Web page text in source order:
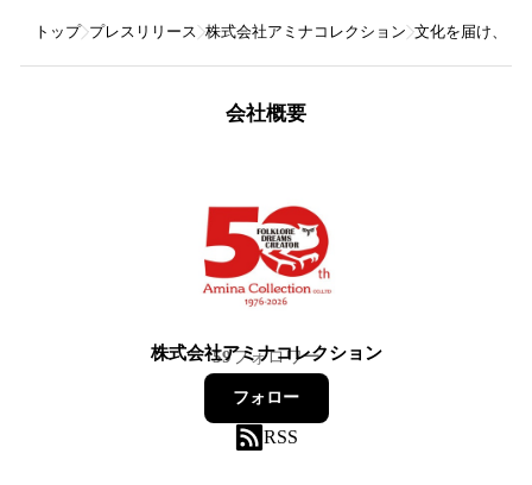
トップ プレスリリース 株式会社アミナコレクション 文化を届け、想
会社概要
株式会社アミナコレクション
59フォロワー
フォロー
RSS